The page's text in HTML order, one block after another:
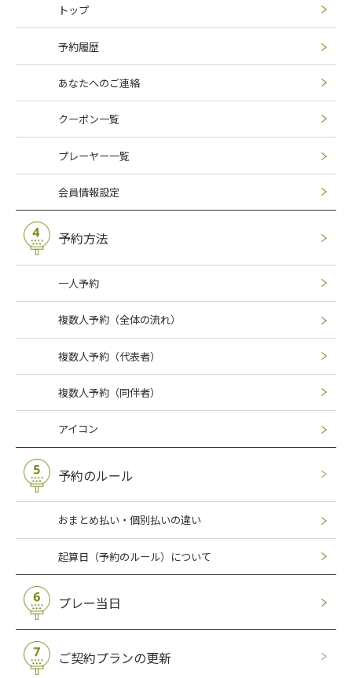
トップ
予約履歴
あなたへのご連絡
クーポン一覧
プレーヤー一覧
会員情報設定
予約方法
一人予約
複数人予約（全体の流れ）
複数人予約（代表者）
複数人予約（同伴者）
アイコン
予約のルール
おまとめ払い・個別払いの違い
起算日（予約のルール）について
プレー当日
ご契約プランの更新